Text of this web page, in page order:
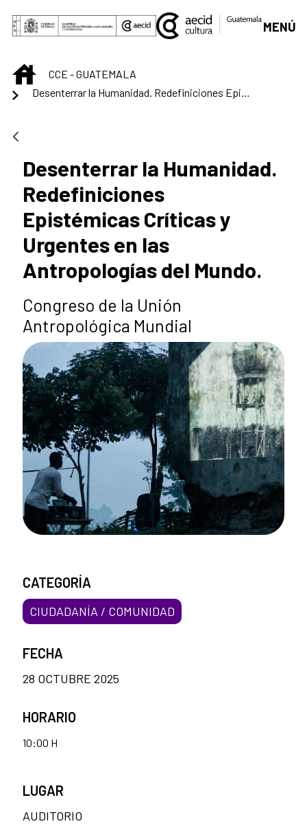
Saltar al contenido principal
MENÚ
INICIOCCE - GUATEMALA
Desenterrar la Humanidad.
Redefiniciones
Epistémicas Críticas y
Urgentes en las
Antropologías del Mundo.
Congreso de la Unión
Antropológica Mundial
CATEGORÍA
CIUDADANÍA / COMUNIDAD
FECHA
28 OCTUBRE 2025
HORARIO
10:00 H
LUGAR
AUDITORIO